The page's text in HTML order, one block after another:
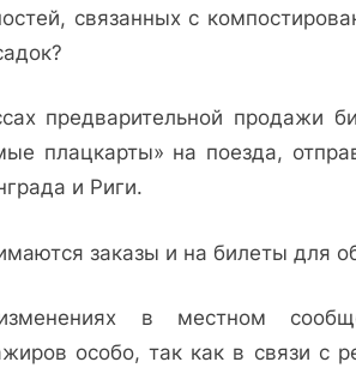
связанных с
предварительной продажи
плацкарты» на поезда,
и Риги.
заказы и на билеты для
в местном
особо, так как в связи с